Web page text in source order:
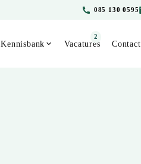
085 130 0595
Kennisbank Vacatures
2
Contact